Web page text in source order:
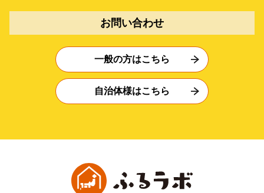
お問い合わせ
一般の方はこちら
自治体様はこちら